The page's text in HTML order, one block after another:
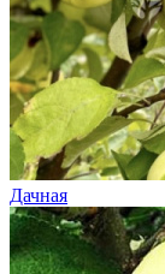
Дачная